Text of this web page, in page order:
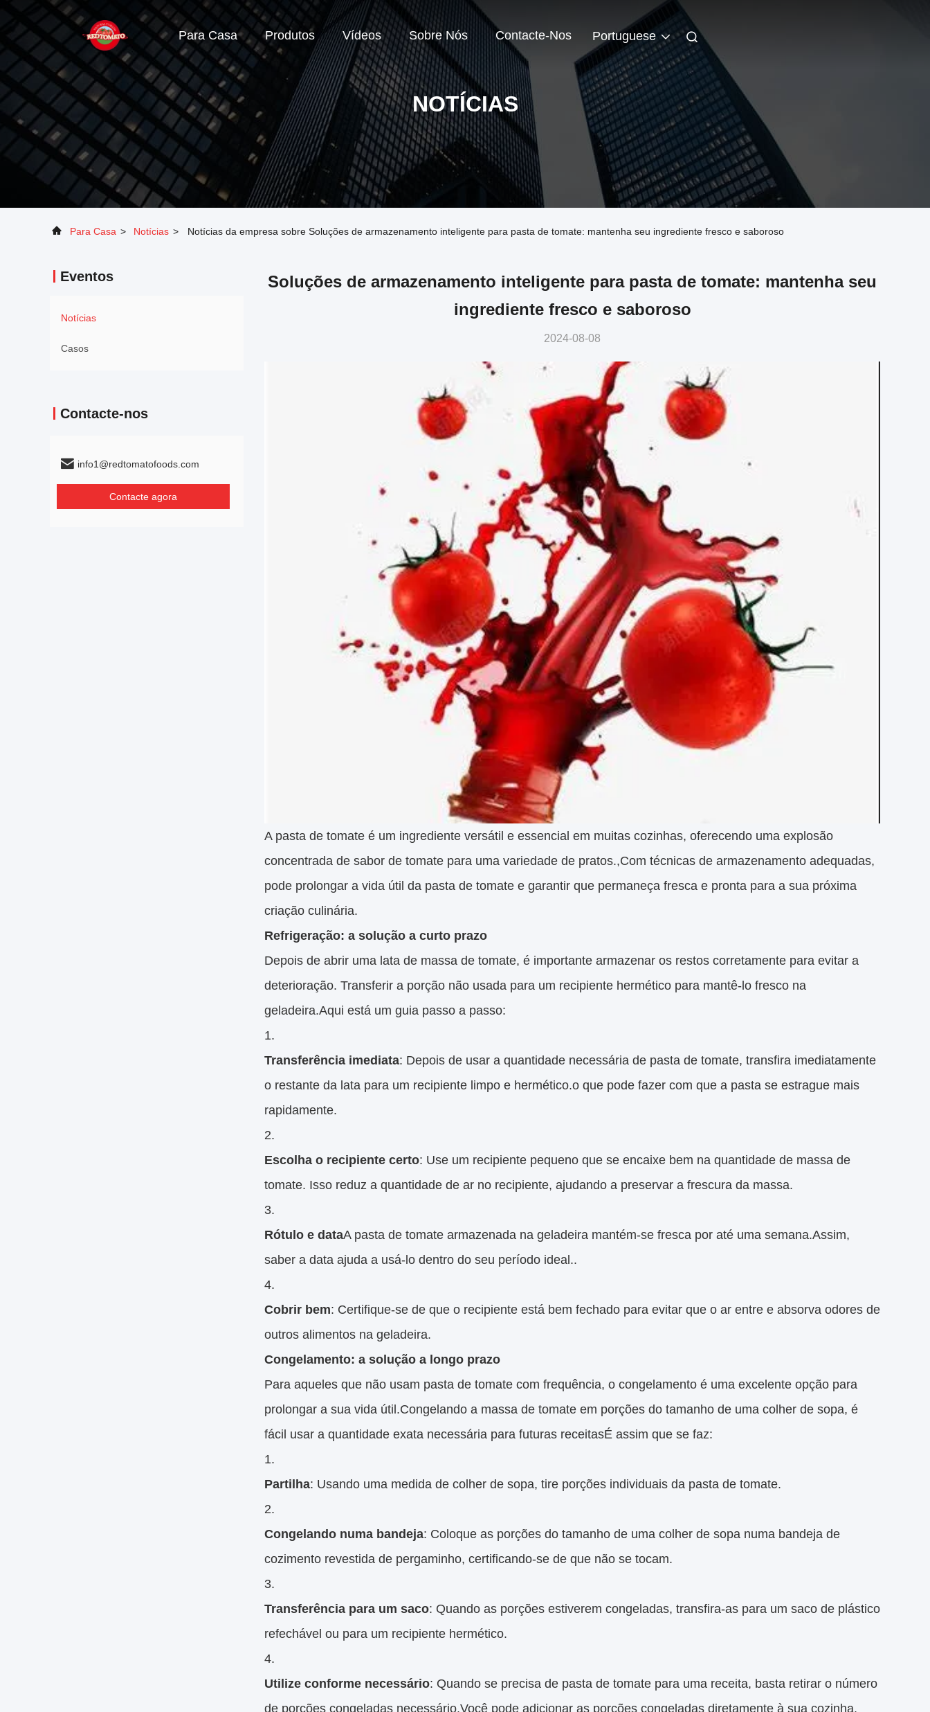
Para Casa Produtos Vídeos Sobre Nós Contacte-Nos Portuguese
NOTÍCIAS
Para Casa > Notícias > Notícias da empresa sobre Soluções de armazenamento inteligente para pasta de tomate: mantenha seu ingrediente fresco e saboroso
Eventos
Notícias
Casos
Contacte-nos
info1@redtomatofoods.com
Contacte agora
Soluções de armazenamento inteligente para pasta de tomate: mantenha seu
ingrediente fresco e saboroso
2024-08-08
A pasta de tomate é um ingrediente versátil e essencial em muitas cozinhas, oferecendo uma explosão
concentrada de sabor de tomate para uma variedade de pratos.,Com técnicas de armazenamento adequadas,
pode prolongar a vida útil da pasta de tomate e garantir que permaneça fresca e pronta para a sua próxima
criação culinária.
Refrigeração: a solução a curto prazo
Depois de abrir uma lata de massa de tomate, é importante armazenar os restos corretamente para evitar a
deterioração. Transferir a porção não usada para um recipiente hermético para mantê-lo fresco na
geladeira.Aqui está um guia passo a passo:
Transferência imediata: Depois de usar a quantidade necessária de pasta de tomate, transfira imediatamente
o restante da lata para um recipiente limpo e hermético.o que pode fazer com que a pasta se estrague mais
rapidamente.
Escolha o recipiente certo: Use um recipiente pequeno que se encaixe bem na quantidade de massa de
tomate. Isso reduz a quantidade de ar no recipiente, ajudando a preservar a frescura da massa.
Rótulo e dataA pasta de tomate armazenada na geladeira mantém-se fresca por até uma semana.Assim,
saber a data ajuda a usá-lo dentro do seu período ideal..
Cobrir bem: Certifique-se de que o recipiente está bem fechado para evitar que o ar entre e absorva odores de
outros alimentos na geladeira.
Congelamento: a solução a longo prazo
Para aqueles que não usam pasta de tomate com frequência, o congelamento é uma excelente opção para
prolongar a sua vida útil.Congelando a massa de tomate em porções do tamanho de uma colher de sopa, é
fácil usar a quantidade exata necessária para futuras receitasÉ assim que se faz:
Partilha: Usando uma medida de colher de sopa, tire porções individuais da pasta de tomate.
Congelando numa bandeja: Coloque as porções do tamanho de uma colher de sopa numa bandeja de
cozimento revestida de pergaminho, certificando-se de que não se tocam.
Transferência para um saco: Quando as porções estiverem congeladas, transfira-as para um saco de plástico
refechável ou para um recipiente hermético.
Utilize conforme necessário: Quando se precisa de pasta de tomate para uma receita, basta retirar o número
de porções congeladas necessário.Você pode adicionar as porções congeladas diretamente à sua cozinha.